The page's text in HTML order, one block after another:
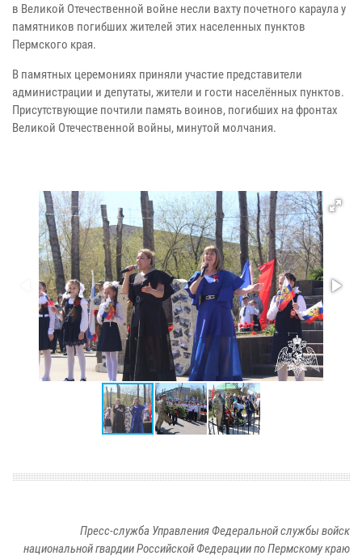
в Великой Отечественной войне несли вахту почетного караула у
памятников погибших жителей этих населенных пунктов
Пермского края.
В памятных церемониях приняли участие представители
администрации и депутаты, жители и гости населённых пунктов.
Присутствующие почтили память воинов, погибших на фронтах
Великой Отечественной войны, минутой молчания.
Пресс-служба Управления Федеральной службы войск
национальной гвардии Российской Федерации по Пермскому краю